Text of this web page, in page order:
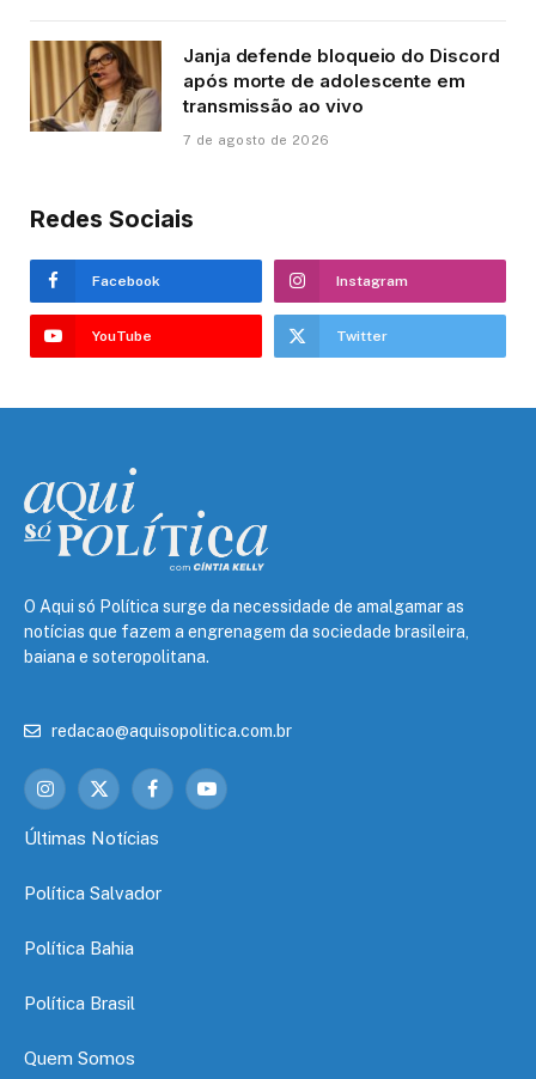
Janja defende bloqueio do Discord
após morte de adolescente em
transmissão ao vivo
7 de agosto de 2026
Redes Sociais
Facebook Instagram
YouTube Twitter
O Aqui só Política surge da necessidade de amalgamar as
notícias que fazem a engrenagem da sociedade brasileira,
baiana e soteropolitana.
redacao@aquisopolitica.com.br
Instagram
X
FacebookYouTube
Últimas Notícias
Política Salvador
Política Bahia
Política Brasil
Quem Somos